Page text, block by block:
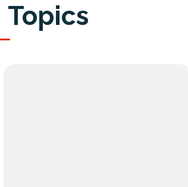
Topics